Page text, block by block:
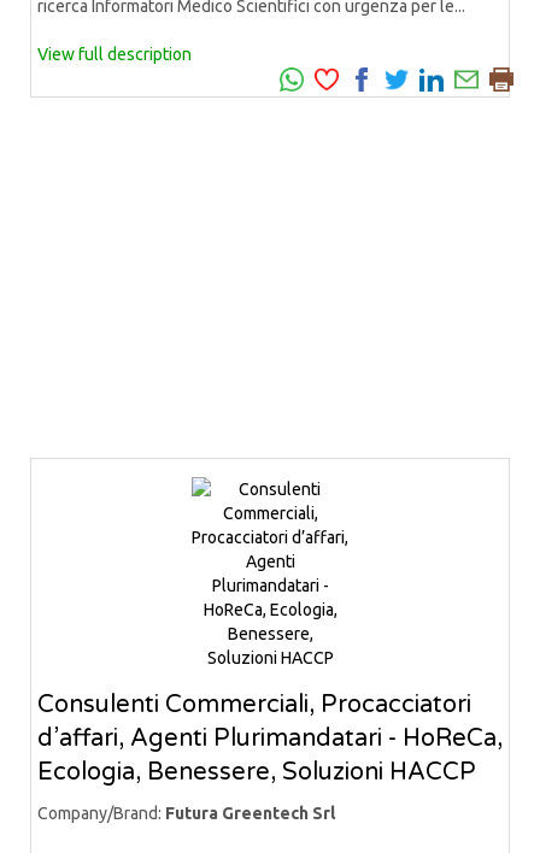
ricerca Informatori Medico Scientifici con urgenza per le...
View full description
Consulenti Commerciali, Procacciatori
d’affari, Agenti Plurimandatari - HoReCa,
Ecologia, Benessere, Soluzioni HACCP
Company/Brand: Futura Greentech Srl